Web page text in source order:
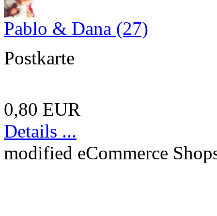
Pablo & Dana (27)
Postkarte
0,80 EUR
Details ...
modified eCommerce